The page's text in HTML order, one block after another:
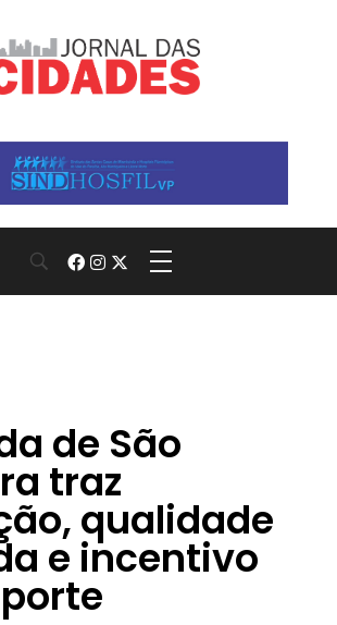
de São
traz
qualidade
e incentivo